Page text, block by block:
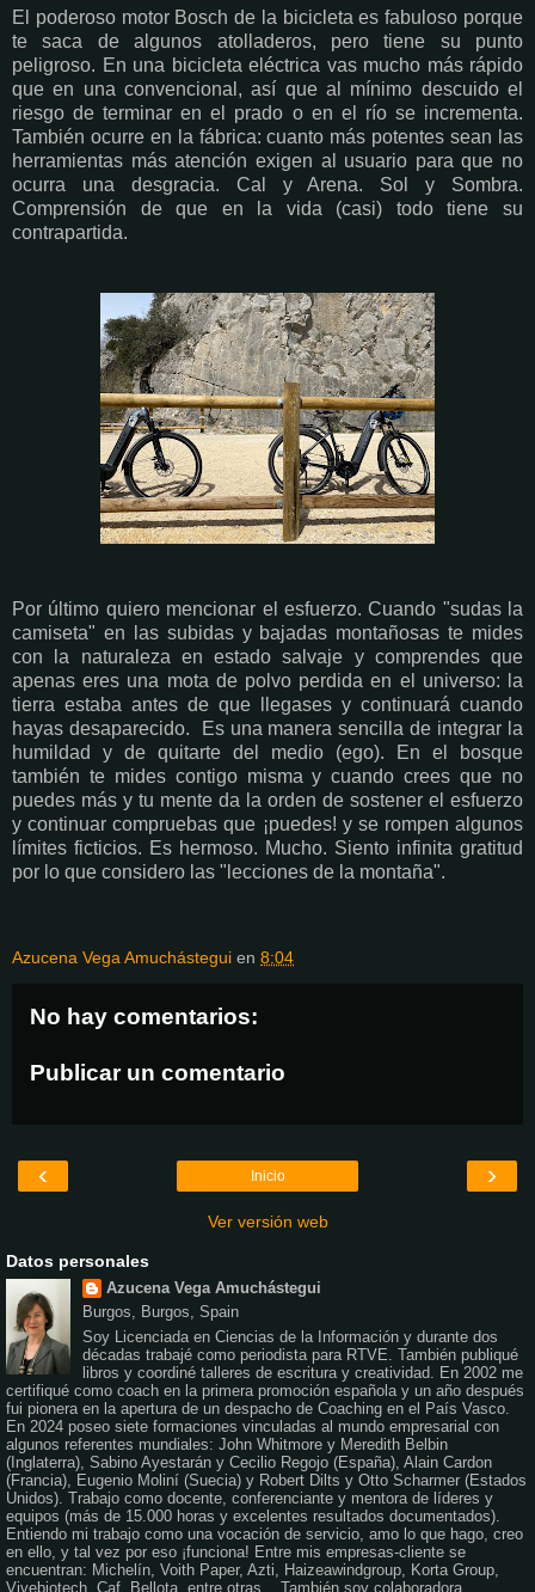
El poderoso motor Bosch de la bicicleta es fabuloso porque
te saca de algunos atolladeros, pero tiene su punto
peligroso. En una bicicleta eléctrica vas mucho más rápido
que en una convencional, así que al mínimo descuido el
riesgo de terminar en el prado o en el río se incrementa.
También ocurre en la fábrica: cuanto más potentes sean las
herramientas más atención exigen al usuario para que no
ocurra una desgracia. Cal y Arena. Sol y Sombra.
Comprensión de que en la vida (casi) todo tiene su
contrapartida.
Por último quiero mencionar el esfuerzo. Cuando "sudas la
camiseta" en las subidas y bajadas montañosas te mides
con la naturaleza en estado salvaje y comprendes que
apenas eres una mota de polvo perdida en el universo: la
tierra estaba antes de que llegases y continuará cuando
hayas desaparecido. Es una manera sencilla de integrar la
humildad y de quitarte del medio (ego). En el bosque
también te mides contigo misma y cuando crees que no
puedes más y tu mente da la orden de sostener el esfuerzo
y continuar compruebas que ¡puedes! y se rompen algunos
límites ficticios. Es hermoso. Mucho. Siento infinita gratitud
por lo que considero las "lecciones de la montaña".
Azucena Vega Amuchástegui en 8:04
No hay comentarios:
Publicar un comentario
‹ ›
Inicio
Ver versión web
Datos personales
Azucena Vega Amuchástegui
Burgos, Burgos, Spain
Soy Licenciada en Ciencias de la Información y durante dos
décadas trabajé como periodista para RTVE. También publiqué
libros y coordiné talleres de escritura y creatividad. En 2002 me
certifiqué como coach en la primera promoción española y un año después
fui pionera en la apertura de un despacho de Coaching en el País Vasco.
En 2024 poseo siete formaciones vinculadas al mundo empresarial con
algunos referentes mundiales: John Whitmore y Meredith Belbin
(Inglaterra), Sabino Ayestarán y Cecilio Regojo (España), Alain Cardon
(Francia), Eugenio Moliní (Suecia) y Robert Dilts y Otto Scharmer (Estados
Unidos). Trabajo como docente, conferenciante y mentora de líderes y
equipos (más de 15.000 horas y excelentes resultados documentados).
Entiendo mi trabajo como una vocación de servicio, amo lo que hago, creo
en ello, y tal vez por eso ¡funciona! Entre mis empresas-cliente se
encuentran: Michelín, Voith Paper, Azti, Haizeawindgroup, Korta Group,
Vivebiotech, Caf, Bellota, entre otras... También soy colaboradora